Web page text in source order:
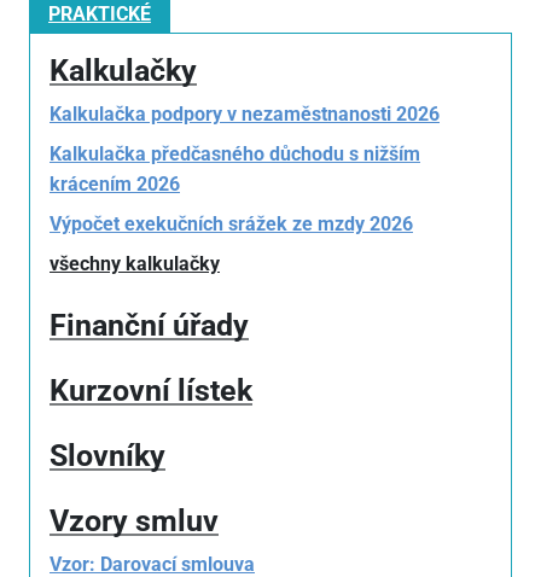
PRAKTICKÉ
Kalkulačky
Kalkulačka podpory v nezaměstnanosti 2026
Kalkulačka předčasného důchodu s nižším
krácením 2026
Výpočet exekučních srážek ze mzdy 2026
všechny kalkulačky
Finanční úřady
Kurzovní lístek
Slovníky
Vzory smluv
Vzor: Darovací smlouva